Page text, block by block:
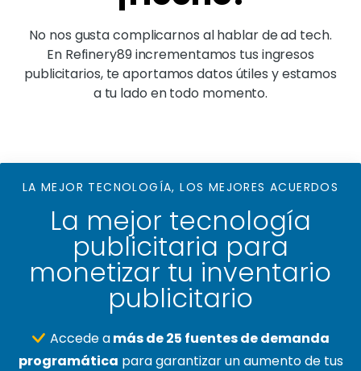
No nos gusta complicarnos al hablar de ad tech.
En Refinery89 incrementamos tus ingresos
publicitarios, te aportamos datos útiles y estamos
a tu lado en todo momento.
LA MEJOR TECNOLOGÍA, LOS MEJORES ACUERDOS
La mejor tecnología
publicitaria para
monetizar tu inventario
publicitario
Accede amás de 25 fuentes de demanda
programática para garantizar un aumento de tus